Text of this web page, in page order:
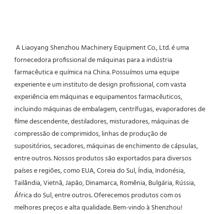
fornecedora profissional de máquinas para a indústria
farmacêutica e química na China. Possuímos uma equipe
experiente e um instituto de design profissional, com vasta
experiência em máquinas e equipamentos farmacêuticos,
incluindo máquinas de embalagem, centrífugas, evaporadores de
filme descendente, destiladores, misturadores, máquinas de
compressão de comprimidos, linhas de produção de
supositórios, secadores, máquinas de enchimento de cápsulas,
entre outros. Nossos produtos são exportados para diversos
países e regiões, como EUA, Coreia do Sul, Índia, Indonésia,
Tailândia, Vietnã, Japão, Dinamarca, Romênia, Bulgária, Rússia,
África do Sul, entre outros. Oferecemos produtos com os
melhores preços e alta qualidade. Bem-vindo à Shenzhou!